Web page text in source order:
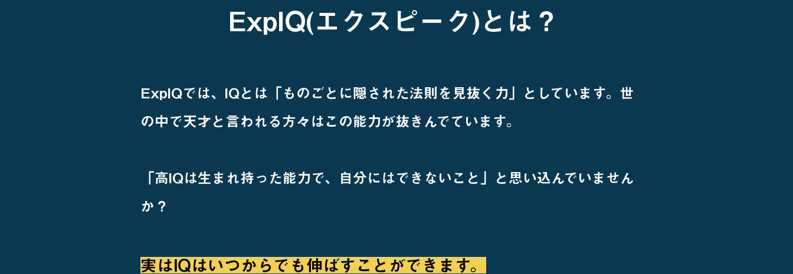
ExpIQ(エクスピーク)とは？
ExpIQでは、IQとは「ものごとに隠された法則を見抜く力」としています。世
の中で天才と言われる方々はこの能力が抜きんでています。
「高IQは生まれ持った能力で、自分にはできないこと」と思い込んでいません
か？
実はIQはいつからでも伸ばすことができます。